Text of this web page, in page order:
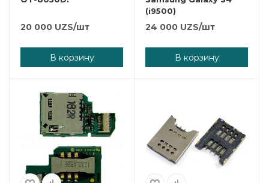
20 000 UZS/шт
В корзину
(i9500)
24 000 UZS/шт
В корзину